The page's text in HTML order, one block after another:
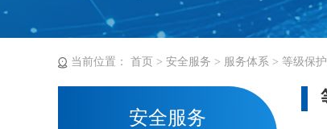
当前位置： 首页 > 安全服务 > 服务体系 > 等级保护
安全服务